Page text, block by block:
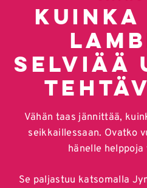
KUINKA
SELVIÄÄ
Vähän taas jännittää,
seikkaillessaan. Ovatko
hänelle
Se paljastuu katsomalla